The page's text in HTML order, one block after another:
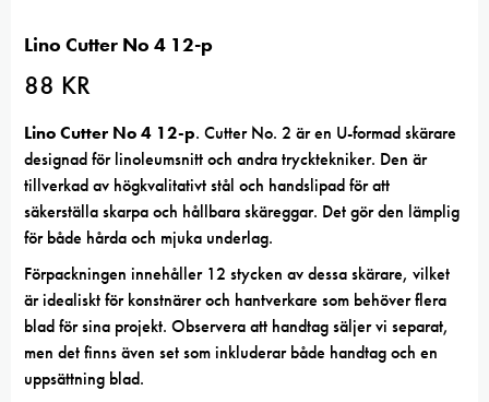
Lino Cutter No 4 12-p
88 KR
Lino Cutter No 4 12-p. Cutter No. 2 är en U-formad skärare
designad för linoleumsnitt och andra trycktekniker. Den är
tillverkad av högkvalitativt stål och handslipad för att
säkerställa skarpa och hållbara skäreggar. Det gör den lämplig
för både hårda och mjuka underlag.
Förpackningen innehåller 12 stycken av dessa skärare, vilket
är idealiskt för konstnärer och hantverkare som behöver flera
blad för sina projekt. Observera att handtag säljer vi separat,
men det finns även set som inkluderar både handtag och en
uppsättning blad.